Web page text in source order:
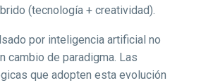
(tecnología + creatividad).
por inteligencia artificial no
cambio de paradigma. Las
que adopten esta evolución